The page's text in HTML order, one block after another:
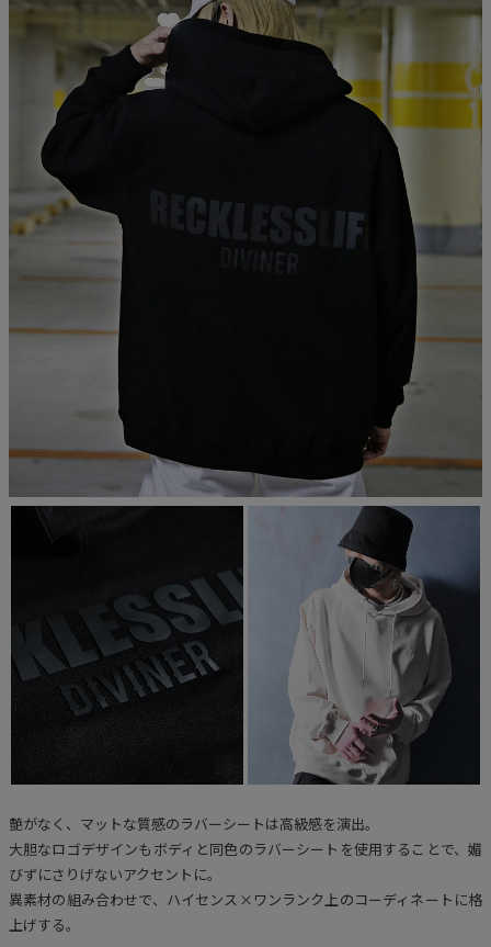
艶がなく、マットな質感のラバーシートは高級感を演出。
大胆なロゴデザインもボディと同色のラバーシートを使用することで、媚
びずにさりげないアクセントに。
異素材の組み合わせで、ハイセンス×ワンランク上のコーディネートに格
上げする。